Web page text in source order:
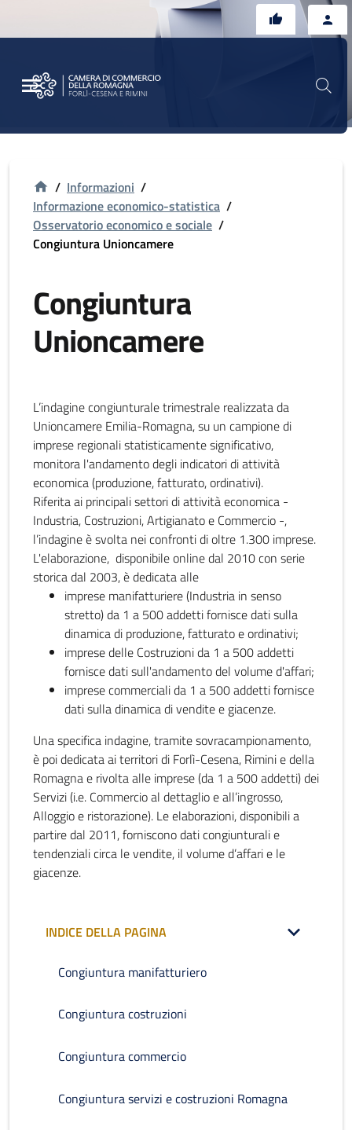
/ Informazioni /
Informazione economico-statistica /
Osservatorio economico e sociale /
Congiuntura Unioncamere
Congiuntura
Unioncamere
L’indagine congiunturale trimestrale realizzata da
Unioncamere Emilia-Romagna, su un campione di
imprese regionali statisticamente significativo,
monitora l'andamento degli indicatori di attività
economica (produzione, fatturato, ordinativi).
Riferita ai principali settori di attività economica -
Industria, Costruzioni, Artigianato e Commercio -,
l’indagine è svolta nei confronti di oltre 1.300 imprese.
L'elaborazione, disponibile online dal 2010 con serie
storica dal 2003, è dedicata alle
imprese manifatturiere (Industria in senso
stretto) da 1 a 500 addetti fornisce dati sulla
dinamica di produzione, fatturato e ordinativi;
imprese delle Costruzioni da 1 a 500 addetti
fornisce dati sull'andamento del volume d'affari;
imprese commerciali da 1 a 500 addetti fornisce
dati sulla dinamica di vendite e giacenze.
Una specifica indagine, tramite sovracampionamento,
è poi dedicata ai territori di Forlì-Cesena, Rimini e della
Romagna e rivolta alle imprese (da 1 a 500 addetti) dei
Servizi (i.e. Commercio al dettaglio e all’ingrosso,
Alloggio e ristorazione). Le elaborazioni, disponibili a
partire dal 2011, forniscono dati congiunturali e
tendenziali circa le vendite, il volume d’affari e le
giacenze.
INDICE DELLA PAGINA
Congiuntura manifatturiero
Congiuntura costruzioni
Congiuntura commercio
Congiuntura servizi e costruzioni Romagna